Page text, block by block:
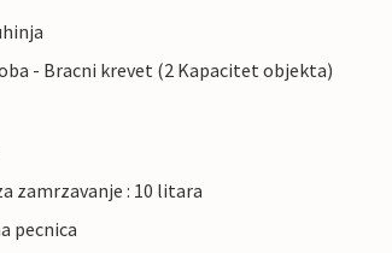
- Bracni krevet (2 Kapacitet objekta)
zamrzavanje : 10 litara
pecnica